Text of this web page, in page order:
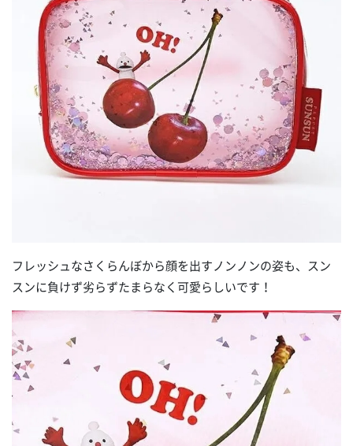
フレッシュなさくらんぼから顔を出すノンノンの姿も、スン
スンに負けず劣らずたまらなく可愛らしいです！